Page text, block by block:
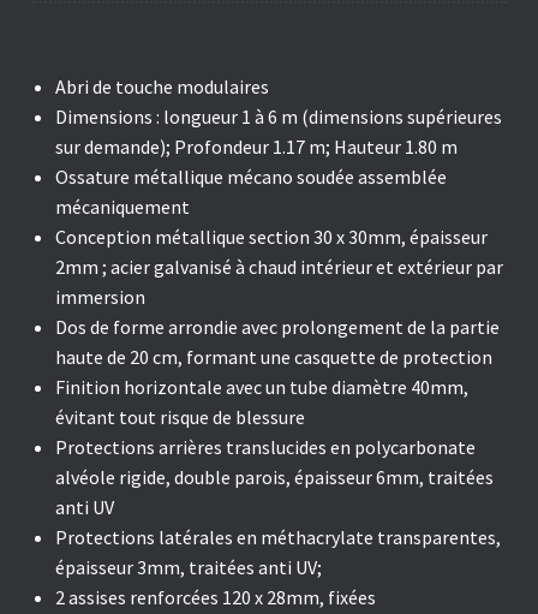
Abri de touche modulaires
Dimensions : longueur 1 à 6 m (dimensions supérieures
sur demande); Profondeur 1.17 m; Hauteur 1.80 m
Ossature métallique mécano soudée assemblée
mécaniquement
Conception métallique section 30 x 30mm, épaisseur
2mm ; acier galvanisé à chaud intérieur et extérieur par
immersion
Dos de forme arrondie avec prolongement de la partie
haute de 20 cm, formant une casquette de protection
Finition horizontale avec un tube diamètre 40mm,
évitant tout risque de blessure
Protections arrières translucides en polycarbonate
alvéole rigide, double parois, épaisseur 6mm, traitées
anti UV
Protections latérales en méthacrylate transparentes,
épaisseur 3mm, traitées anti UV;
2 assises renforcées 120 x 28mm, fixées